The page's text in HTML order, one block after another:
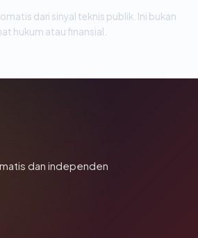
dari sinyal teknis publik. Ini bukan
hukum atau finansial.
dan independen